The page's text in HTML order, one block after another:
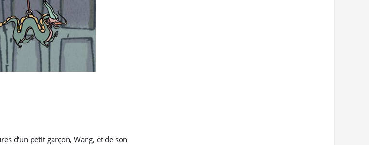
d'un petit garçon, Wang, et de son